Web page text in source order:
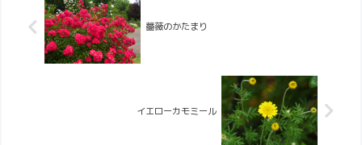
薔薇のかたまり
イエローカモミール